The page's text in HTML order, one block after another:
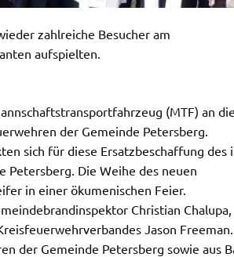
zahlreiche Besucher am
aufspielten.
(MTF) an die
der Gemeinde Petersberg.
sich für diese Ersatzbeschaffung des
Petersberg. Die Weihe des neuen
in einer ökumenischen Feier.
Christian Chalupa,
Jason Freeman.
der Gemeinde Petersberg sowie aus